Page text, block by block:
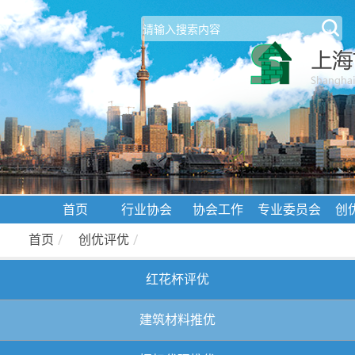
首页 行业协会 协会工作 专业委员会
创
首页 / 创优评优 /
红花杯评优
建筑材料推优